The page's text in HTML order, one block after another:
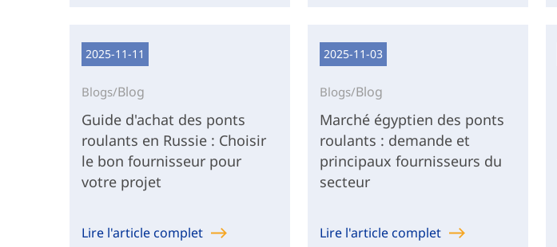
2025-11-11
Blogs/Blog
Guide d'achat des ponts
roulants en Russie : Choisir
le bon fournisseur pour
votre projet
Lire l'article complet
2025-11-03
Blogs/Blog
Marché égyptien des ponts
roulants : demande et
principaux fournisseurs du
secteur
Lire l'article complet